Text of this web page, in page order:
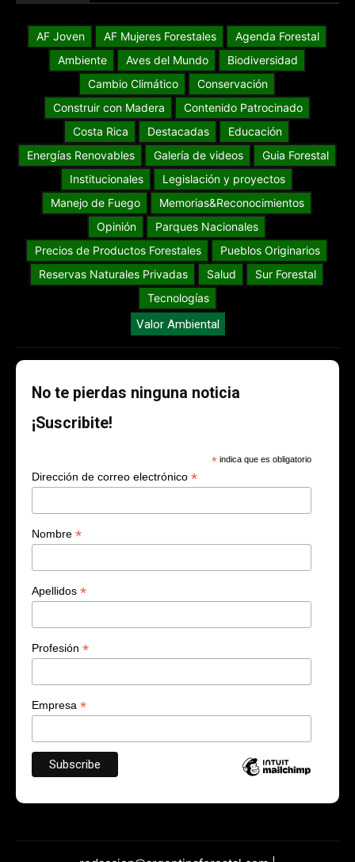
AF Joven AF Mujeres Forestales
Agenda Forestal
Ambiente
Aves del Mundo
Biodiversidad
Cambio Climático
Conservación
Construir con Madera
Contenido Patrocinado
Costa Rica
Destacadas
Educación
Energías Renovables
Galería de videos
Guia Forestal
Institucionales
Legislación y proyectos
Manejo de Fuego
Memorias&Reconocimientos
Opinión
Parques Nacionales
Precios de Productos Forestales
Pueblos Originarios
Reservas Naturales Privadas
Salud
Sur Forestal
Tecnologías
Valor Ambiental
No te pierdas ninguna noticia
¡Suscribite!
* indica que es obligatorio
Dirección de correo electrónico *
Nombre *
Apellidos *
Profesión *
Empresa *